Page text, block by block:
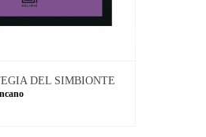
DEL SIMBIONTE